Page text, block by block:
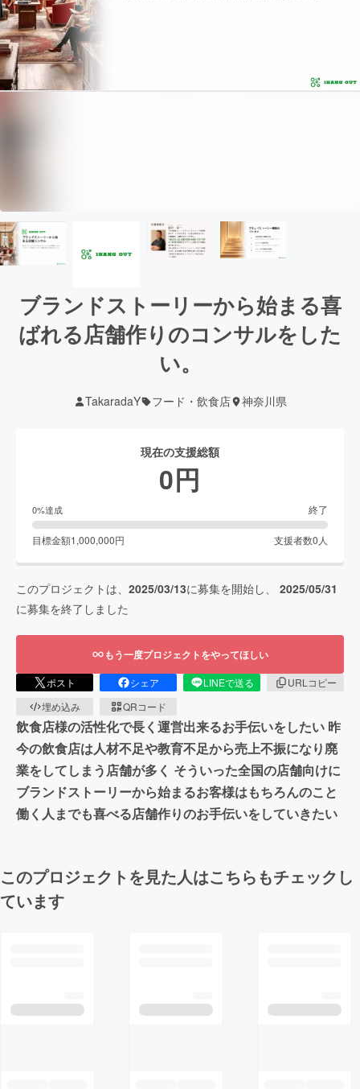
ブランドストーリーから始まる喜
ばれる店舗作りのコンサルをした
い。
TakaradaY フード・飲食店 神奈川県
現在の支援総額
0円
0%達成 終了
目標金額1,000,000円 支援者数0 人
このプロジェクトは、 2025/03/13に募集を開始し、 2025/05/31
に募集を終了しました
もう一度プロジェクトをやってほしい
ポスト シェア LINEで送る
URLコピー
埋め込み
QRコード
飲食店様の活性化で長く運営出来るお手伝いをしたい 昨
今の飲食店は人材不足や教育不足から売上不振になり廃
業をしてしまう店舗が多く そういった全国の店舗向けに
ブランドストーリーから始まるお客様はもちろんのこと
働く人までも喜べる店舗作りのお手伝いをしていきたい
このプロジェクトを見た人はこちらもチェックし
ています